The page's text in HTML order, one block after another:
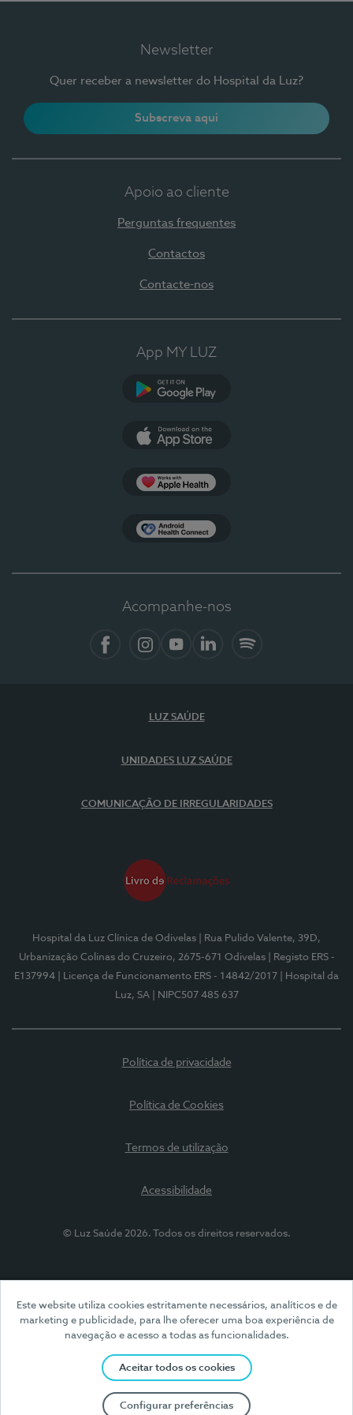
Este website utiliza cookies estritamente necessários, analíticos e de
marketing e publicidade, para lhe oferecer uma boa experiência de
navegação e acesso a todas as funcionalidades.
Aceitar todos os cookies
Configurar preferências
Newsletter
Quer receber a newsletter do Hospital da Luz?
Subscreva aqui
Apoio ao cliente
Perguntas frequentes
Contactos
Contacte-nos
App MY LUZ
Acompanhe-nos
LUZ SAÚDE
UNIDADES LUZ SAÚDE
COMUNICAÇÃO DE IRREGULARIDADES
Hospital da Luz Clínica de Odivelas
| Rua Pulido Valente, 39D,
Urbanização Colinas do Cruzeiro, 2675-671 Odivelas
| Registo ERS -
E137994
| Licença de Funcionamento ERS - 14842/2017
| Hospital da
Luz, SA
| NIPC507 485 637
Política de privacidade
Política de Cookies
Termos de utilização
Acessibilidade
© Luz Saúde 2026. Todos os direitos reservados.